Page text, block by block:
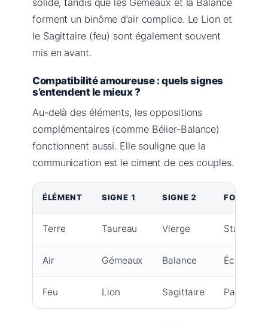
forment un binôme d’air complice. Le Lion et
le Sagittaire (feu) sont également souvent
mis en avant.
Compatibilité amoureuse : quels signes
s’entendent le mieux ?
Au-delà des éléments, les oppositions
complémentaires (comme Bélier-Balance)
fonctionnent aussi. Elle souligne que la
communication est le ciment de ces couples.
ÉLÉMENT SIGNE 1 SIGNE 2 FORCE
Terre Taureau Vierge Stabilité,
Air Gémeaux Balance Échange
Feu Lion Sagittaire Passion,